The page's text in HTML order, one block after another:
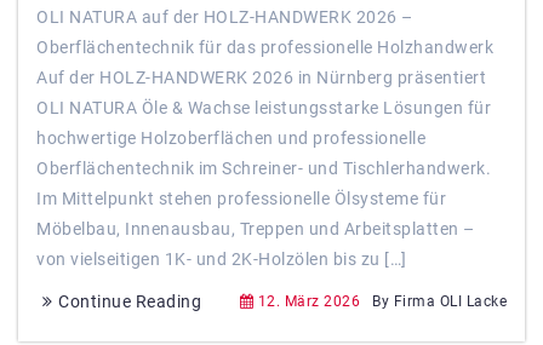
OLI NATURA auf der HOLZ-HANDWERK 2026 –
Oberflächentechnik für das professionelle Holzhandwerk
Auf der HOLZ-HANDWERK 2026 in Nürnberg präsentiert
OLI NATURA Öle & Wachse leistungsstarke Lösungen für
hochwertige Holzoberflächen und professionelle
Oberflächentechnik im Schreiner- und Tischlerhandwerk.
Im Mittelpunkt stehen professionelle Ölsysteme für
Möbelbau, Innenausbau, Treppen und Arbeitsplatten –
von vielseitigen 1K- und 2K-Holzölen bis zu […]
Continue Reading 12. März 2026 By Firma OLI Lacke